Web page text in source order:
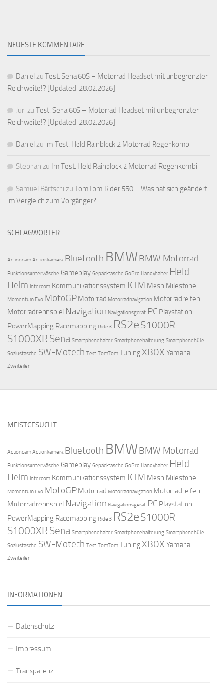
NEUESTE KOMMENTARE
Daniel zu Test: Sena 60S – Motorrad Headset mit unbegrenzter
Reichweite!? [Updated: 28.02.2026]
Juri zu Test: Sena 60S – Motorrad Headset mit unbegrenzter
Reichweite!? [Updated: 28.02.2026]
Daniel zu Im Test: Held Rainblock 2 Motorrad Regenkombi
Stephan zu Im Test: Held Rainblock 2 Motorrad Regenkombi
Samuel Bärtschi zu TomTom Rider 550 – Was hat sich geändert
im Vergleich zum Vorgänger?
SCHLAGWÖRTER
Actioncam Actionkamera Bluetooth BMWBMW Motorrad
Funktionsunterwäsche Gameplay Gepäcktasche GoPro Handyhalter Held
Helm Intercom Kommunikationssystem KTM Mesh Milestone
Momentum Evo MotoGP Motorrad Motorradnavigation Motorradreifen
Motorradrennspiel Navigation Navigationsgerät PC Playstation
PowerMapping Racemapping Ride 3 RS2e S1000R
S1000XR Sena Smartphonehalter Smartphonehalterung Smartphonehülle
Soziustasche SW-Motech Test TomTom TuningXBOX Yamaha
Zweiteiler
MEISTGESUCHT
Actioncam Actionkamera Bluetooth BMWBMW Motorrad
Funktionsunterwäsche Gameplay Gepäcktasche GoPro Handyhalter Held
Helm Intercom Kommunikationssystem KTM Mesh Milestone
Momentum Evo MotoGP Motorrad Motorradnavigation Motorradreifen
Motorradrennspiel Navigation Navigationsgerät PC Playstation
PowerMapping Racemapping Ride 3 RS2e S1000R
S1000XR Sena Smartphonehalter Smartphonehalterung Smartphonehülle
Soziustasche SW-Motech Test TomTom TuningXBOX Yamaha
Zweiteiler
INFORMATIONEN
Datenschutz
Impressum
Transparenz